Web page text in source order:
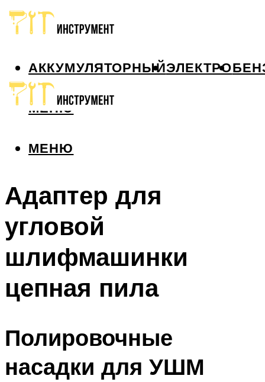
АККУМУЛЯТОРНЫЙЭЛЕКТРО
МЕНЮ
МЕНЮ
Адаптер для
угловой
шлифмашинки
цепная пила
Полировочные
насадки для УШМ